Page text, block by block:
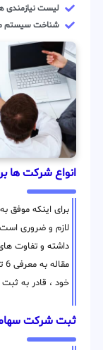
لیست نیازمندی
شناخت سیستم
انواع شرکت ها
برای اینکه موفق
لازم و ضروری
داشته و تفاوت
خود ، قادر به ثبت
ثبت شرکت